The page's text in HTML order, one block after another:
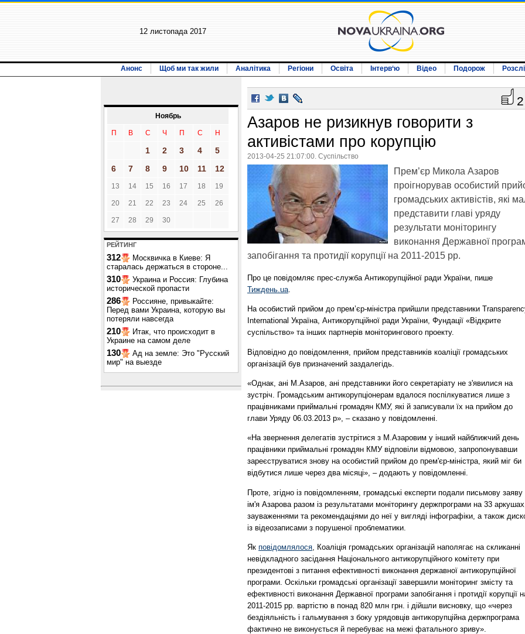
12 листопада 2017
Анонс Щоб ми так жили Аналітика Регіони Освіта Інтерв‘ю Відео Подорож
Ноябрь
П В С Ч П С Н
1 2 3 4
5
6
7 8 9 10 11 12
13 14 15 16 17 18 19
20 21 22 23 24 25 26
27 28 29 30
РЕЙТИНГ
312
Москвичка в Киеве: Я
старалась держаться в стороне...
310
Украина и Россия: Глубина
исторической пропасти
286
Россияне, привыкайте:
Перед вами Украина, которую вы
потеряли навсегда
210
Итак, что происходит в
Украине на самом деле
130
Ад на земле: Это "Русский
мир" на выезде
2
Азаров не ризикнув говорити з
активістами про корупцію
2013-04-25 21:07:00. Суспільство
Прем’єр Микола Азаров
проігнорував особистий
громадських активістів, які
представити главі уряду
результати моніторингу
виконання Державної
запобігання та протидії корупції на 2011-2015 рр.
Про це повідомляє прес-служба Антикорупційної ради України, пише
Тиждень.ua.
На особистий прийом до прем’єр-міністра прийшли представники
International Україна, Антикорупційної ради України, Фундації «Відкрите
суспільство» та інших партнерів моніторингового проекту.
Відповідно до повідомлення, прийом представників коаліції громадських
організацій був призначений заздалегідь.
«Однак, ані М.Азаров, ані представники його секретаріату не з'явилися на
зустріч. Громадським антикорупціонерам вдалося поспілкуватися лише з
працівниками приймальні громадян КМУ, які й записували їх на прийом до
глави Уряду 06.03.2013 р», – сказано у повідомленні.
«На звернення делегатів зустрітися з М.Азаровим у інший найближчий день
працівники приймальні громадян КМУ відповіли відмовою, запропонувавши
зареєструватися знову на особистий прийом до прем'єр-міністра, який міг би
відбутися лише через два місяці», – додають у повідомленні.
Проте, згідно із повідомленням, громадські експерти подали письмову заяву
ім'я Азарова разом із результатами моніторингу держпрограми на 33 аркушах,
зауваженнями та рекомендаціями до неї у вигляді інфографіки, а також
із відеозаписами з порушеної проблематики.
Як повідомлялося , Коаліція громадських організацій наполягає на скликанні
невідкладного засідання Національного антикорупційного комітету при
президентові з питання ефективності виконання державної антикорупційної
програми. Оскільки громадські організації завершили моніторинг змісту та
ефективності виконання Державної програми запобігання і протидії корупції
2011-2015 рр. вартістю в понад 820 млн грн. і дійшли висновку, що «через
бездіяльність і гальмування з боку урядовців антикорупційна держпрограма
фактично не виконується й перебуває на межі фатального зриву».